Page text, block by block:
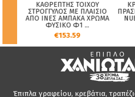
ΚΑΘΡΕΠΤΗΣ ΤΟΙΧΟΥ
ΣΤΡΟΓΓΥΛΟΣ ΜΕ ΠΛΑΙΣΙΟ
ΑΠΟ ΙΝΕΣ ΑΜΠΑΚΑ ΧΡΩΜΑ
ΦΥΣΙΚΟ Φ1 ...
€153.59
Έπιπλα γραφείου, κρεβάτια,